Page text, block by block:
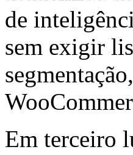
de
sem exigir
Em terceiro